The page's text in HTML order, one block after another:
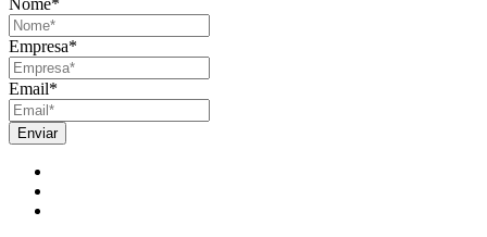
Nome*
Empresa*
Email*